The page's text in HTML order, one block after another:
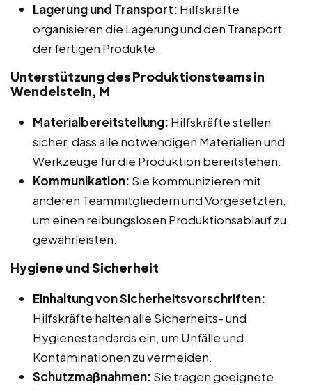
Lagerung und Transport: Hilfskräfte
organisieren die Lagerung und den Transport
der fertigen Produkte.
Unterstützung des Produktionsteams in
Wendelstein, M
Materialbereitstellung: Hilfskräfte stellen
sicher, dass alle notwendigen Materialien und
Werkzeuge für die Produktion bereitstehen.
Kommunikation: Sie kommunizieren mit
anderen Teammitgliedern und Vorgesetzten,
um einen reibungslosen Produktionsablauf zu
gewährleisten.
Hygiene und Sicherheit
Einhaltung von Sicherheitsvorschriften:
Hilfskräfte halten alle Sicherheits- und
Hygienestandards ein, um Unfälle und
Kontaminationen zu vermeiden.
Schutzmaßnahmen: Sie tragen geeignete